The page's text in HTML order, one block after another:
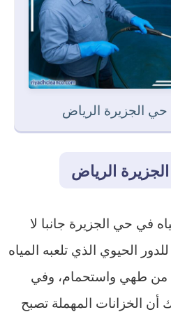
الجزيرة الرياض
الرياض
في حي الجزيرة جانبا لا
الحيوي الذي تلعبه المياه
من طهي واستحمام، وفي
أن الخزانات المهملة تصبح